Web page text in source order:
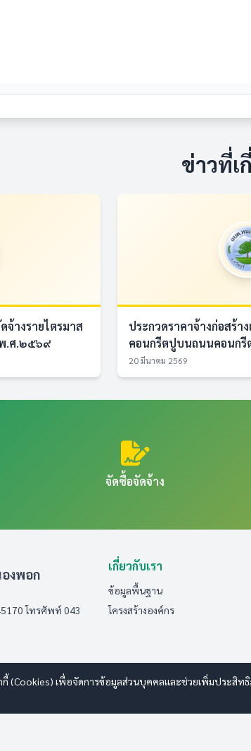
ข่าวที่เ
จ้างรายไตรมาส
.ศ.๒๕๖๙
ประกวดราคาจ้างก่อสร้า
คอนกรีตปูบนถนนคอนกรี
20 มีนาคม 2569
จัดซื้อจัดจ้าง
งพอก
โทรศัพท์ 043
เกี่ยวกับเรา
ข้อมูลพื้นฐาน
โครงสร้างองค์กร
(Cookies) เพื่อจัดการข้อมูลส่วนบุคคลและช่วยเพิ่มประสิทธิ